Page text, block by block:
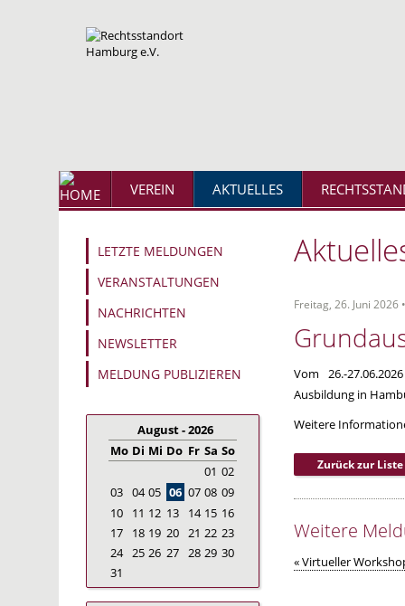
VEREIN AKTUELLES
LETZTE MELDUNGEN
VERANSTALTUNGEN
NACHRICHTEN
NEWSLETTER
MELDUNG PUBLIZIEREN
August - 2026
Mo Di Mi Do Fr Sa So
01 02
03 04 05 06 07 08 09
10
11 12 13 14 15 16
17
18 19 20 21 22 23
24 25 26 27 28 29 30
31
Freitag, 26. Juni 2026
Vom 26.-
Ausbildung in
Weitere
Zurück zur Liste
Weitere
« Virtueller